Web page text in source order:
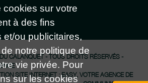
CALANQUET - TOUS DROITS RÉSERVÉS -
SITE INTERNET : EASY, VOTRE AGENCE DE
cookies sur votre
à des fins
et/ou publicitaires,
notre politique de
vie privée. Pour
sur les cookies